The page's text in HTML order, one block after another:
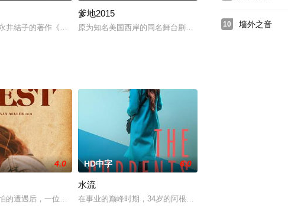
与女友莲丛
井結子的著作《今天的遗体》拍摄的探讨人性的电影。讲述了两位女性入殓师的爱与
爹地2015
原为知名美国西岸的同名舞台剧，讲述老少配浪漫悲喜交加的
编姚松、老
等原因已无恢复可能的四肢——的治疗方法，
4.0
的遭遇后，一位小镇女子向疏远的哥哥借了钱，独自一人踏上穿越西德克萨斯州的旅
HD中字 6.0
水流
在事业的巅峰时期，34岁的阿根廷造型师丽娜在瑞士的一场颁
10 墙外之音